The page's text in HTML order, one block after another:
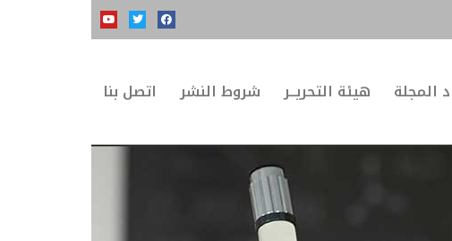
المجلة هيئة التحريــر شروط النشر اتصل بنا